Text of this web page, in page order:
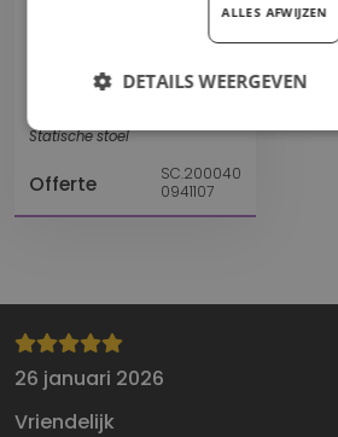
Traveller LR editie LH
stof/pvc
Statische stoel
Offerte
SC.200040
0941107
26 januari 2026
Vriendelijk
ALLES AFWIJZEN
DETAILS WEERGEVEN
Strikt
Prestatie